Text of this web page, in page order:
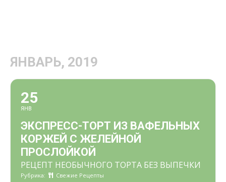
ЯНВАРЬ, 2019
25
ЯНВ
ЭКСПРЕСС-ТОРТ ИЗ ВАФЕЛЬНЫХ
КОРЖЕЙ С ЖЕЛЕЙНОЙ
ПРОСЛОЙКОЙ
РЕЦЕПТ НЕОБЫЧНОГО ТОРТА БЕЗ ВЫПЕЧКИ
Рубрика: Свежие Рецепты